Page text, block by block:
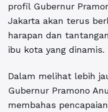
profil Gubernur
Jakarta akan terus
harapan dan
ibu kota yang dinamis.
Dalam melihat lebih
Gubernur Pramono
membahas